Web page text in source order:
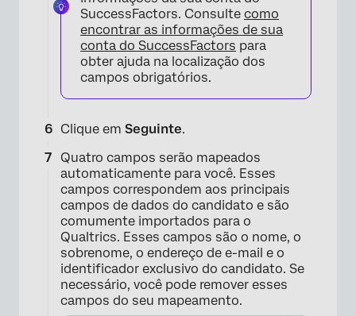
SuccessFactors. Consulte como
encontrar as informações de sua
conta do SuccessFactors para
obter ajuda na localização dos
campos obrigatórios.
Clique em Seguinte.
Quatro campos serão mapeados
automaticamente para você. Esses
campos correspondem aos principais
campos de dados do candidato e são
comumente importados para o
Qualtrics. Esses campos são o nome, o
sobrenome, o endereço de e-mail e o
identificador exclusivo do candidato. Se
necessário, você pode remover esses
campos do seu mapeamento.